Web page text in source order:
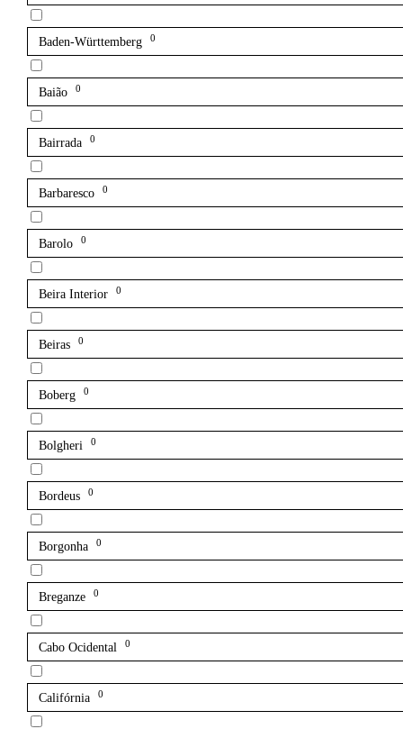
Baden-Württemberg 0
Baião 0
Bairrada 0
Barbaresco 0
Barolo 0
Beira Interior 0
Beiras 0
Boberg 0
Bolgheri 0
Bordeus 0
Borgonha 0
Breganze 0
Cabo Ocidental 0
Califórnia 0